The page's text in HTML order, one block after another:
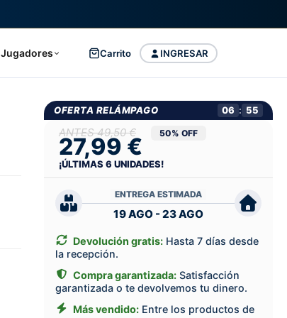
Jugadores INGRESAR
Carrito
OFERTA RELÁMPAGO 06 : 54
49,50 €
27,99 € 50% OFF
¡ÚLTIMAS6 UNIDADES!
ENTREGA ESTIMADA
19 AGO - 23 AGO
Devolución gratis: Hasta 7 días desde
la recepción.
Compra garantizada: Satisfacción
garantizada o te devolvemos tu dinero.
Más vendido: Entre los productos de